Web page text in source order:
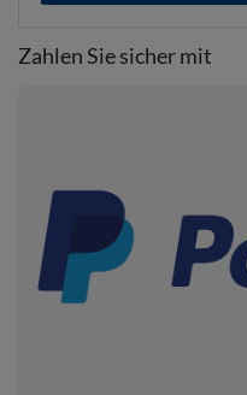
Zahlen Sie sicher mit